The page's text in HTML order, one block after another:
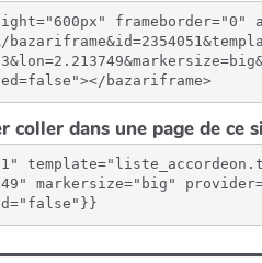
bazariframe>
coller dans une page de ce
markersize="big"